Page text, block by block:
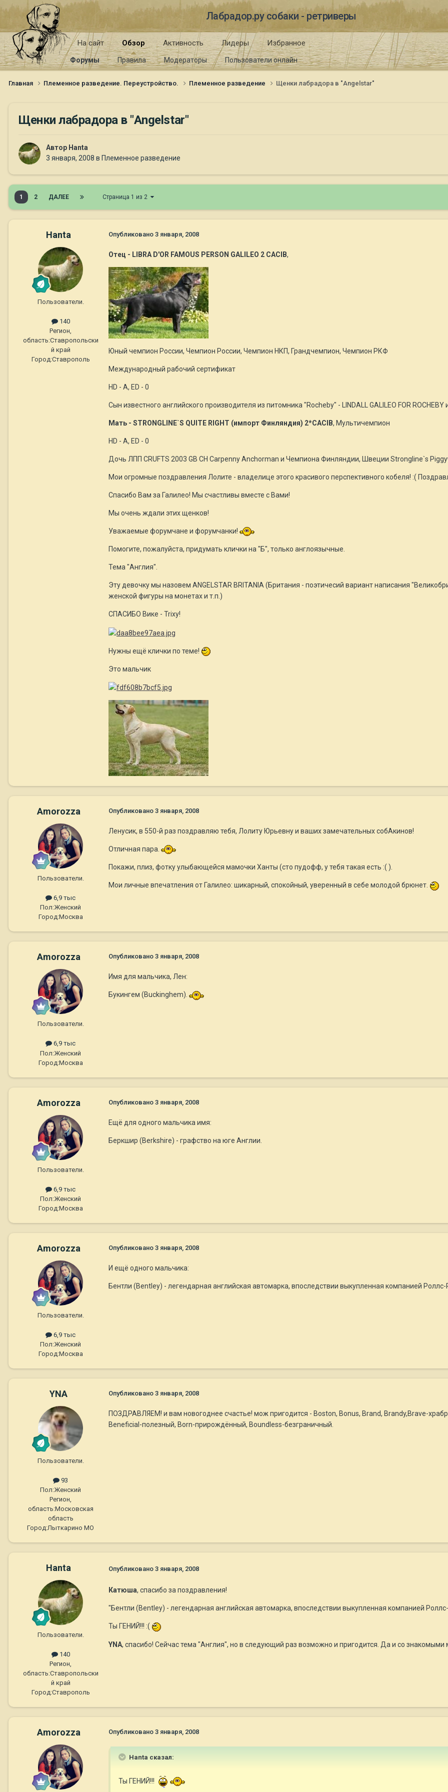
Лабрадор.ру собаки - ретриверы
На сайт Обзор
Форумы Правила Модераторы Пользователи онлайн
Активность Лидеры Избранное
Главная Племенное разведение. Переустройство. Племенное разведение Щенки лабрадора в "Angelstar"
Щенки лабрадора в "Angelstar"
Автор Hanta
3 января, 2008 в Племенное разведение
1 2 ДАЛЕЕ Страница 1 из 2
Hanta
Пользователи.
140
Регион,
область:Ставропольски
й край
Город:Ставрополь
Опубликовано 3 января, 2008
Отец - LIBRA D'OR FAMOUS PERSON GALILEO 2 CACIB,
Юный чемпион России, Чемпион России, Чемпион НКП, Грандчемпион, Чемпион РКФ
Международный рабочий сертификат
HD - A, ED - 0
Сын известного английского производителя из питомника "Rocheby" - LINDALL GALILEO FOR
Мать - STRONGLINE`S QUITE RIGHT (импорт Финляндия) 2*CACIB, Мультичемпион
HD - A, ED - 0
Дочь ЛПП CRUFTS 2003 GB CH Carpenny Anchorman и Чемпиона Финляндии, Швеции Strongline`s
Мои огромные поздравления Лолите - владелице этого красивого перспективного кобеля! :(
Спасибо Вам за Галилео! Мы счастливы вместе с Вами!
Мы очень ждали этих щенков!
Уважаемые форумчане и форумчанки!
Помогите, пожалуйста, придумать клички на "Б", только англоязычные.
Тема "Англия".
Эту девочку мы назовем ANGELSTAR BRITANIA (Британия - поэтичесий вариант написания
женской фигуры на монетах и т.п.)
СПАСИБО Вике - Trixy!
Нужны ещё клички по теме!
Это мальчик
Amorozza
Пользователи.
6,9 тыс
Пол:Женский
Город:Москва
Опубликовано 3 января, 2008
Ленусик, в 550-й раз поздравляю тебя, Лолиту Юрьевну и ваших замечательных собАкинов!
Отличная пара.
Покажи, плиз, фотку улыбающейся мамочки Ханты (сто пудофф, у тебя такая есть :( ).
Мои личные впечатления от Галилео: шикарный, спокойный, уверенный в себе молодой брюнет.
Amorozza
Пользователи.
6,9 тыс
Пол:Женский
Город:Москва
Опубликовано 3 января, 2008
Имя для мальчика, Лен:
Букингем (Buckinghem).
Amorozza
Пользователи.
6,9 тыс
Пол:Женский
Город:Москва
Опубликовано 3 января, 2008
Ещё для одного мальчика имя:
Беркшир (Berkshire) - графство на юге Англии.
Amorozza
Пользователи.
6,9 тыс
Пол:Женский
Город:Москва
Опубликовано 3 января, 2008
И ещё одного мальчика:
Бентли (Bentley) - легендарная английская автомарка, впоследствии выкупленная компанией Роллс-
YNA
Пользователи.
93
Пол:Женский
Регион,
область:Московская
область
Город:Лыткарино МО
Опубликовано 3 января, 2008
ПОЗДРАВЛЯЕМ! и вам новогоднее счастье! мож пригодится - Boston, Bonus, Brand, Brandy,Brave-
Beneficial-полезный, Born-прирождённый, Boundless-безграничный.
Hanta
Пользователи.
140
Регион,
область:Ставропольски
й край
Город:Ставрополь
Опубликовано 3 января, 2008
Катюша, спасибо за поздравления!
"Бентли (Bentley) - легендарная английская автомарка, впоследствии выкупленная компанией
Ты ГЕНИЙ!!! :(
YNA, спасибо! Сейчас тема "Англия", но в следующий раз возможно и пригодится. Да и со
Amorozza Опубликовано 3 января, 2008
Hanta сказал:
Ты ГЕНИЙ!!!